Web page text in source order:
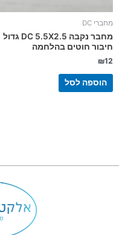
מחברי DC
מחבר נקבה DC 5.5X2.5 גדול
חיבור חוטים בהלחמה
₪12
הוספה לסל